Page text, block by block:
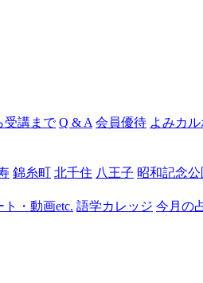
ャ
荻
窪
受講まで Q & A 会員優待 よみカル
錦糸町 北千住 八王子 昭和記念公
・動画etc. 語学カレッジ 今月の